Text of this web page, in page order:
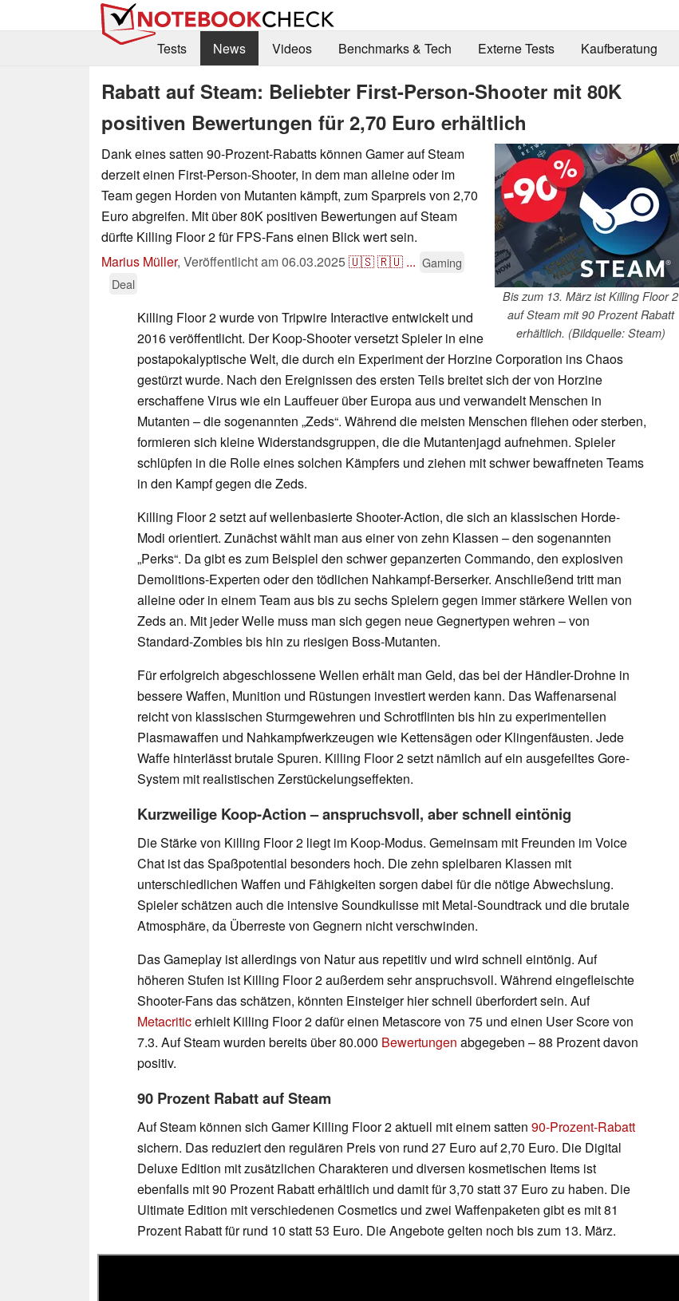
Tests
News Videos Benchmarks & Tech Externe Tests Kaufberatung
Rabatt auf Steam: Beliebter First-Person-Shooter mit 80K
positiven Bewertungen für 2,70 Euro erhältlich
Bis zum 13. März ist Killing Floor 2
auf Steam mit 90 Prozent Rabatt
erhältlich. (Bildquelle: Steam)
Dank eines satten 90-Prozent-Rabatts können Gamer auf Steam
derzeit einen First-Person-Shooter, in dem man alleine oder im
Team gegen Horden von Mutanten kämpft, zum Sparpreis von 2,70
Euro abgreifen. Mit über 80K positiven Bewertungen auf Steam
dürfte Killing Floor 2 für FPS-Fans einen Blick wert sein.
Marius Müller, Veröffentlicht am06.03.2025🇺🇸🇷🇺 ... Gaming
Deal
Killing Floor 2 wurde von Tripwire Interactive entwickelt und
2016 veröffentlicht. Der Koop-Shooter versetzt Spieler in eine
postapokalyptische Welt, die durch ein Experiment der Horzine Corporation ins Chaos
gestürzt wurde. Nach den Ereignissen des ersten Teils breitet sich der von Horzine
erschaffene Virus wie ein Lauffeuer über Europa aus und verwandelt Menschen in
Mutanten – die sogenannten „Zeds“. Während die meisten Menschen fliehen oder sterben,
formieren sich kleine Widerstandsgruppen, die die Mutantenjagd aufnehmen. Spieler
schlüpfen in die Rolle eines solchen Kämpfers und ziehen mit schwer bewaffneten Teams
in den Kampf gegen die Zeds.
Killing Floor 2 setzt auf wellenbasierte Shooter-Action, die sich an klassischen Horde-
Modi orientiert. Zunächst wählt man aus einer von zehn Klassen – den sogenannten
„Perks“. Da gibt es zum Beispiel den schwer gepanzerten Commando, den explosiven
Demolitions-Experten oder den tödlichen Nahkampf-Berserker. Anschließend tritt man
alleine oder in einem Team aus bis zu sechs Spielern gegen immer stärkere Wellen von
Zeds an. Mit jeder Welle muss man sich gegen neue Gegnertypen wehren – von
Standard-Zombies bis hin zu riesigen Boss-Mutanten.
Für erfolgreich abgeschlossene Wellen erhält man Geld, das bei der Händler-Drohne in
bessere Waffen, Munition und Rüstungen investiert werden kann. Das Waffenarsenal
reicht von klassischen Sturmgewehren und Schrotflinten bis hin zu experimentellen
Plasmawaffen und Nahkampfwerkzeugen wie Kettensägen oder Klingenfäusten. Jede
Waffe hinterlässt brutale Spuren. Killing Floor 2 setzt nämlich auf ein ausgefeiltes Gore-
System mit realistischen Zerstückelungseffekten.
Kurzweilige Koop-Action – anspruchsvoll, aber schnell eintönig
Die Stärke von Killing Floor 2 liegt im Koop-Modus. Gemeinsam mit Freunden im Voice
Chat ist das Spaßpotential besonders hoch. Die zehn spielbaren Klassen mit
unterschiedlichen Waffen und Fähigkeiten sorgen dabei für die nötige Abwechslung.
Spieler schätzen auch die intensive Soundkulisse mit Metal-Soundtrack und die brutale
Atmosphäre, da Überreste von Gegnern nicht verschwinden.
Das Gameplay ist allerdings von Natur aus repetitiv und wird schnell eintönig. Auf
höheren Stufen ist Killing Floor 2 außerdem sehr anspruchsvoll. Während eingefleischte
Shooter-Fans das schätzen, könnten Einsteiger hier schnell überfordert sein. Auf
Metacriticerhielt Killing Floor 2 dafür einen Metascore von 75 und einen User Score von
7.3. Auf Steam wurden bereits über 80.000 Bewertungen abgegeben – 88 Prozent davon
positiv.
90 Prozent Rabatt auf Steam
Auf Steam können sich Gamer Killing Floor 2 aktuell mit einem satten 90-Prozent-Rabatt
sichern. Das reduziert den regulären Preis von rund 27 Euro auf 2,70 Euro. Die Digital
Deluxe Edition mit zusätzlichen Charakteren und diversen kosmetischen Items ist
ebenfalls mit 90 Prozent Rabatt erhältlich und damit für 3,70 statt 37 Euro zu haben. Die
Ultimate Edition mit verschiedenen Cosmetics und zwei Waffenpaketen gibt es mit 81
Prozent Rabatt für rund 10 statt 53 Euro. Die Angebote gelten noch bis zum 13. März.